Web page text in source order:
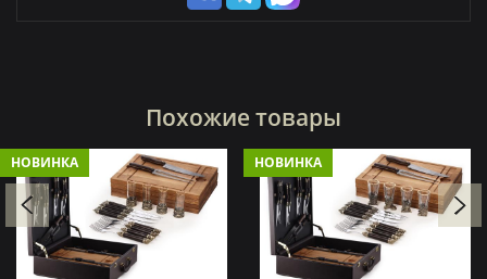
Похожие товары
НОВИНКА НОВИНКА